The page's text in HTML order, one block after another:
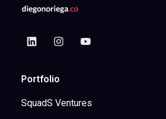
Portfolio
SquadS Ventures